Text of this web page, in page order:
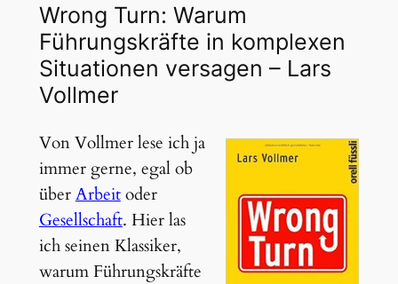
Wrong Turn: Warum
Führungskräfte in komplexen
Situationen versagen – Lars
Vollmer
Von Vollmer lese ich ja
immer gerne, egal ob
überArbeitoder
Gesellschaft. Hier las
ich seinen Klassiker,
warum Führungskräfte